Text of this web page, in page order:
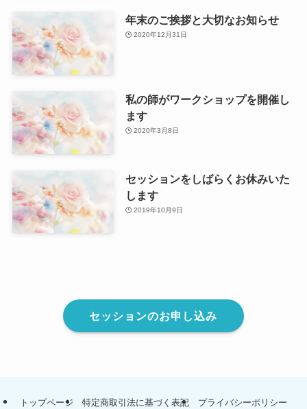
年末のご挨拶と大切なお知らせ
2020年12月31日
私の師がワークショップを開催し
ます
2020年3月8日
セッションをしばらくお休みいた
します
2019年10月9日
セッションのお申し込み
トップページ 特定商取引法に基づく表記 プライバシーポリシー